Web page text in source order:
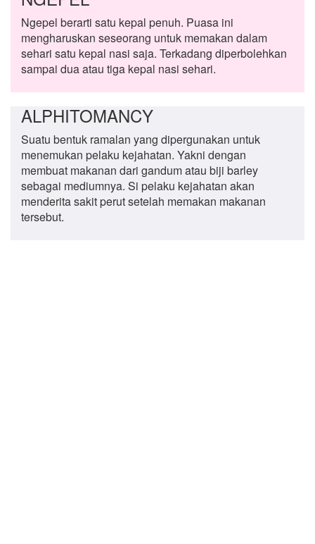
Ngepel berarti satu kepal penuh. Puasa ini
mengharuskan seseorang untuk memakan dalam
sehari satu kepal nasi saja. Terkadang diperbolehkan
sampai dua atau tiga kepal nasi sehari.
ALPHITOMANCY
Suatu bentuk ramalan yang dipergunakan untuk
menemukan pelaku kejahatan. Yakni dengan
membuat makanan dari gandum atau biji barley
sebagai mediumnya. Si pelaku kejahatan akan
menderita sakit perut setelah memakan makanan
tersebut.